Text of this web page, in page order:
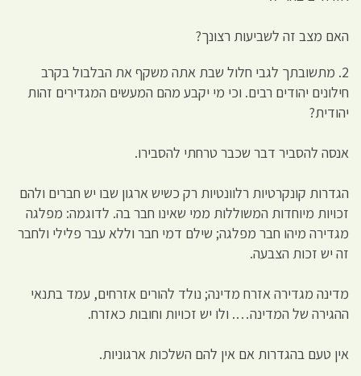
האם מצב זה לשביעות רצונך?
2. מתשובתך לגבי חלול שבת אתה משקף את הבלבול בקרב
חילונים יהודים רבים. וכי מי יקבע מהם המעשים המגדירים זהות
יהודית?
אנסה להסביר דבר שכבר טרחתי להסבירו.
הגדרות קונקרטיות רלוונטיות רק כשיש ארגון שבו יש חברים ולהם
זכויות מיוחדות המשוללות ממי שאינו חבר בה. לדוגמה: מפלגה
מגדירה מיהו חבר מפלגה; שילם דמי חבר וללא עבר פלילי ולחבר
זה יש זכות הצבעה.
מדינה מגדירה אזרח מדינה; נולד להורים אזרחים, עמד בתנאי
ההגירה של המדינה…. ולו יש זכויות וחובות כאזרח.
אין טעם בהגדרות אם אין להם השלכות ארגוניות.